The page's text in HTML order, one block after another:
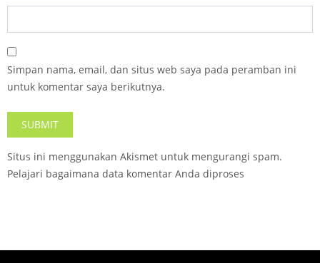
Simpan nama, email, dan situs web saya pada peramban ini
untuk komentar saya berikutnya.
Situs ini menggunakan Akismet untuk mengurangi spam.
Pelajari bagaimana data komentar Anda diproses